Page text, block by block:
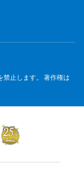
禁止します。 著作権は